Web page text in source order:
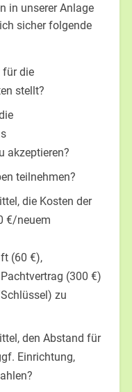
in unserer Anlage
sicher folgende
für die
stellt?
akzeptieren?
teilnehmen?
die Kosten der
€/neuem
(60 €),
(300 €)
zu
den Abstand für
Einrichtung,